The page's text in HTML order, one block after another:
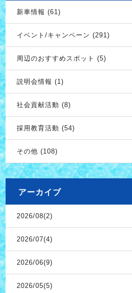
新車情報 (61)
イベント/キャンペーン (291)
周辺のおすすめスポット (5)
説明会情報 (1)
社会貢献活動 (8)
採用教育活動 (54)
その他 (108)
アーカイブ
2026/08(2)
2026/07(4)
2026/06(9)
2026/05(5)